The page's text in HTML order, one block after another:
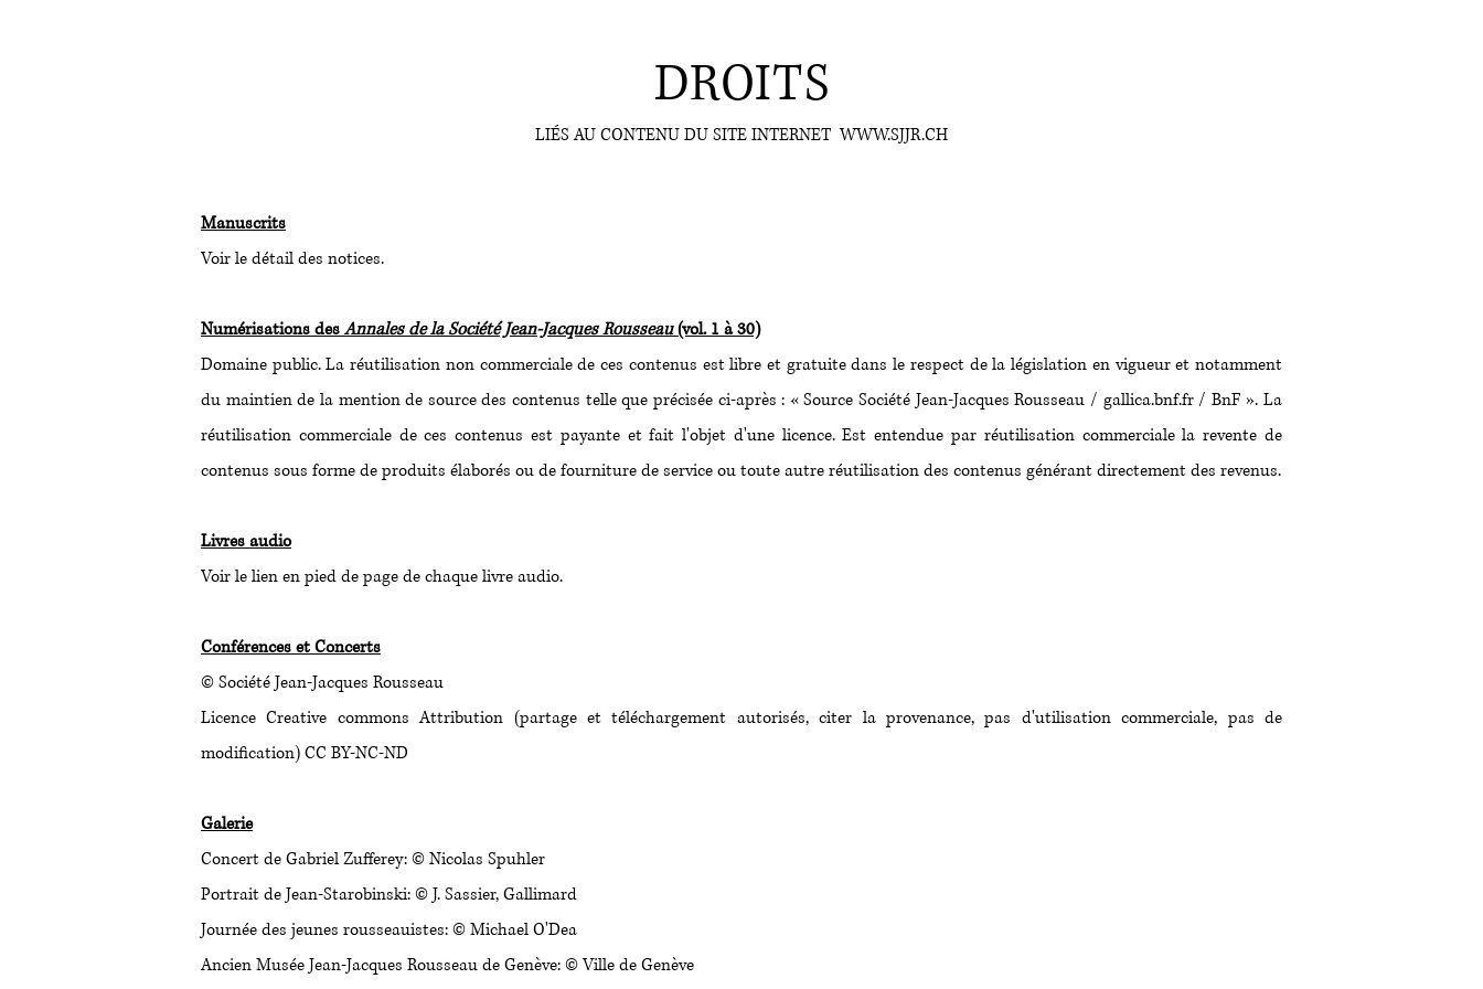
DROITS
LIÉS AU CONTENU DU SITE INTERNET WWW.SJJR.CH
Manuscrits
Voir le détail des notices.
Numérisations desAnnales de la Société Jean-Jacques Rousseau(vol. 1 à 30)
Domaine public. La réutilisation non commerciale de ces contenus est libre et gratuite dans le respect de la législation en vigueur et notamment
du maintien de la mention de source des contenus telle que précisée ci-après : « Source Société Jean-Jacques Rousseau / gallica.bnf.fr / BnF ». La
réutilisation commerciale de ces contenus est payante et fait l'objet d'une licence. Est entendue par réutilisation commerciale la revente de
contenus sous forme de produits élaborés ou de fourniture de service ou toute autre réutilisation des contenus générant directement des revenus.
Livres audio
Voir le lien en pied de page de chaque livre audio.
ConférencesetConcerts
© Société Jean-Jacques Rousseau
Licence Creative commons Attribution (partage et téléchargement autorisés, citer la provenance, pas d'utilisation commerciale, pas de
modification) CC BY-NC-ND
Galerie
Concert de Gabriel Zufferey: © Nicolas Spuhler
Portrait de Jean-Starobinski: © J. Sassier, Gallimard
Journée des jeunes rousseauistes: © Michael O'Dea
Ancien Musée Jean-Jacques Rousseau de Genève: © Ville de Genève